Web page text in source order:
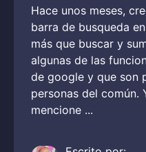
Hace unos meses,
barra de busqueda
más que buscar y
algunas de las
de google y que son
personas del común.
mencione ...